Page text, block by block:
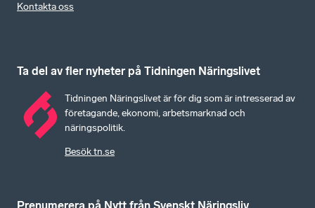
Kontakta oss
Ta del av fler nyheter på Tidningen Näringslivet
Tidningen Näringslivet är för dig som är intresserad av
företagande, ekonomi, arbetsmarknad och
näringspolitik.
Besök tn.se